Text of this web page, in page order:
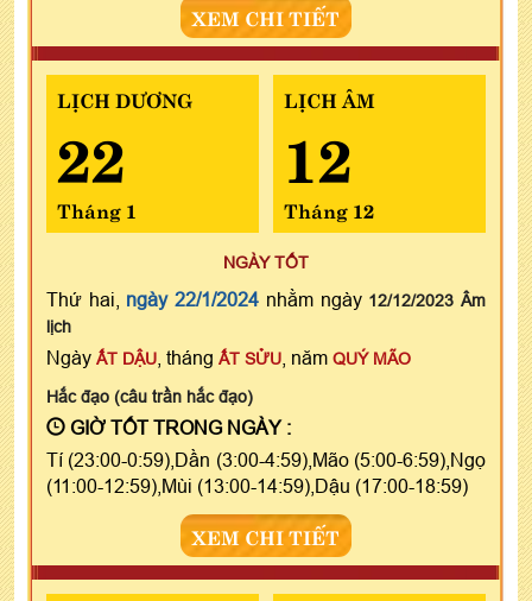
XEM CHI TIẾT
LỊCH DƯƠNG
22
Tháng 1
LỊCH ÂM
12
Tháng 12
NGÀY TỐT
Thứ hai, ngày 22/1/2024 nhằm ngày 12/12/2023 Âm
lịch
Ngày ẤT DẬU , tháng ẤT SỬU , năm QUÝ MÃO
Hắc đạo (câu trần hắc đạo)
GIỜ TỐT TRONG NGÀY :
Tí (23:00-0:59),Dần (3:00-4:59),Mão (5:00-6:59),Ngọ
(11:00-12:59),Mùi (13:00-14:59),Dậu (17:00-18:59)
XEM CHI TIẾT